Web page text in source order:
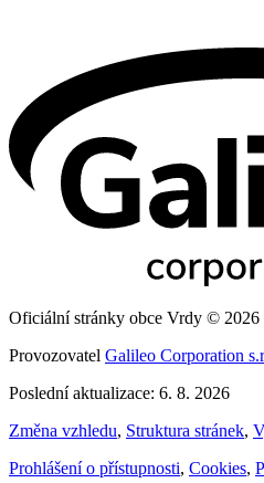
Oficiální stránky obce Vrdy © 2026
Provozovatel Galileo Corporation
Poslední aktualizace: 6. 8. 2026
Změna vzhledu, Struktura stránek,
Prohlášení o přístupnosti, Cookies,